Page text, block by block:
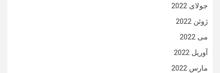
جولای 2022
ژوئن 2022
می 2022
آوریل 2022
مارس 2022